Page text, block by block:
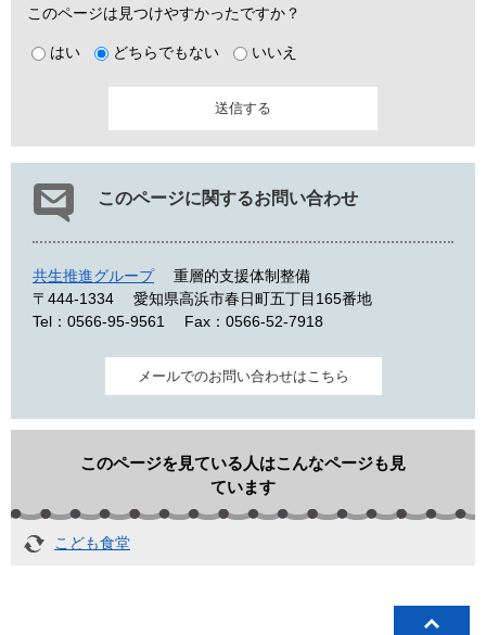
このページは見つけやすかったですか？
はい どちらでもない いいえ
このページに関するお問い合わせ
共生推進グループ
重層的支援体制整備
〒444-1334
愛知県高浜市春日町五丁目165番地
Tel：0566-95-9561
Fax：0566-52-7918
メールでのお問い合わせはこちら
このページを見ている人はこんなページも見
ています
こども食堂